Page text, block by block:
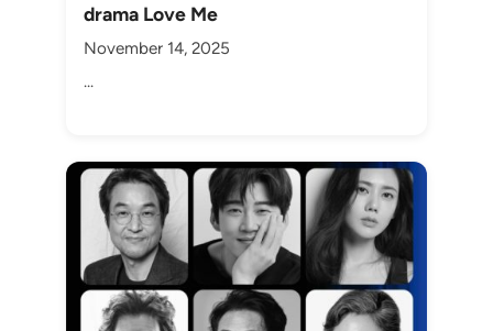
drama Love Me
November 14, 2025
...